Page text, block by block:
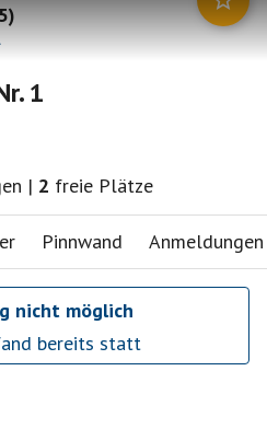
)
1
| 2 freie Plätze
Pinnwand Anmeldungen
nicht möglich
bereits statt